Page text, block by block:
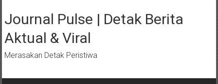
konten
Journal Pulse | Detak Berita
Aktual & Viral
Merasakan Detak Peristiwa